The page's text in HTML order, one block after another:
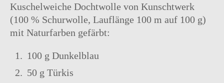
Kuschelweiche Dochtwolle von Kunschtwerk
(100 % Schurwolle, Lauflänge 100 m auf 100 g)
mit Naturfarben gefärbt:
100 g Dunkelblau
50 g Türkis